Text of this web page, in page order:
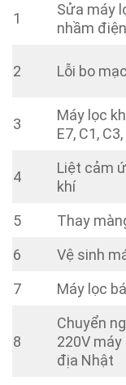
1
Sửa máy
nhầm điện
2 Lỗi bo
3
Máy lọc
E7, C1,
4
Liệt cảm
khí
5
Thay
6
Vệ sinh
7
Máy lọc
8
Chuyển
220V máy
địa Nhật